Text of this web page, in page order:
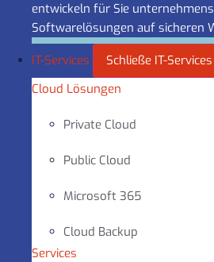
entwickeln für Sie
Softwarelösungen auf sicheren
IT-Services Schließe IT-Services
Cloud Lösungen
Private Cloud
Public Cloud
Microsoft 365
Cloud Backup
Services